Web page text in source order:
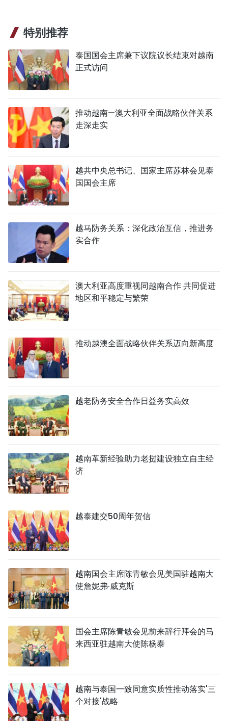
特别推荐
泰国国会主席兼下议院议长结束对越南
正式访问
推动越南—澳大利亚全面战略伙伴关系
走深走实
越共中央总书记、国家主席苏林会见泰
国国会主席
越马防务关系：深化政治互信，推进务
实合作
澳大利亚高度重视同越南合作 共同促进
地区和平稳定与繁荣
推动越澳全面战略伙伴关系迈向新高度
越老防务安全合作日益务实高效
越南革新经验助力老挝建设独立自主经
济
越泰建交50周年贺信
越南国会主席陈青敏会见美国驻越南大
使詹妮弗·威克斯
国会主席陈青敏会见前来辞行拜会的马
来西亚驻越南大使陈杨泰
越南与泰国一致同意实质性推动落实'三
个对接'战略